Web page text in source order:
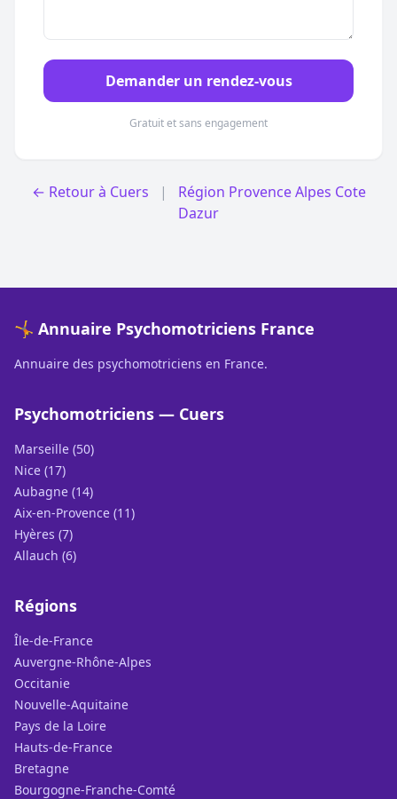
Demander un rendez-vous
Gratuit et sans engagement
← Retour à Cuers |
Région Provence Alpes Cote
Dazur
🤸 Annuaire Psychomotriciens France
Annuaire des psychomotriciens en France.
Psychomotriciens — Cuers
Marseille (50)
Nice (17)
Aubagne (14)
Aix-en-Provence (11)
Hyères (7)
Allauch (6)
Régions
Île-de-France
Auvergne-Rhône-Alpes
Occitanie
Nouvelle-Aquitaine
Pays de la Loire
Hauts-de-France
Bretagne
Bourgogne-Franche-Comté